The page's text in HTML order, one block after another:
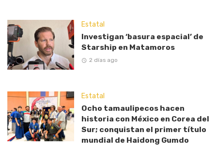
Estatal
Investigan ‘basura espacial’ de
Starship en Matamoros
2 días ago
Estatal
Ocho tamaulipecos hacen
historia con México en Corea del
Sur; conquistan el primer título
mundial de Haidong Gumdo